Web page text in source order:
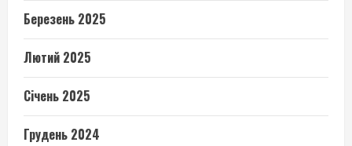
Березень 2025
Лютий 2025
Січень 2025
Грудень 2024